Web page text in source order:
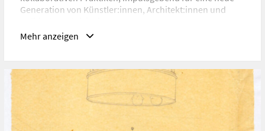
Generation von Künstler:innen, Architekt:innen und
Die von Bernadette Reinhold (Senior Scientist,
Kunst Wien) und Stephanie Buhmann (Head of Visual
Arts, Architecture and Design, ACFNY) kuratierte
Ausstellung zeigt zahlreiche Originalzeichnungen, Pläne
und Modelle sowie Fotografien und Archivalien aus dem
umfangreichen, in Kunstsammlung und Archiv der
Universität für angewandte Kunst Wien verwahrten
Mehr anzeigen